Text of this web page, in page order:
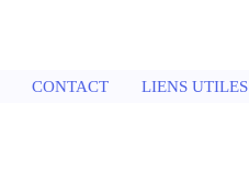
CONTACT LIENS UTILES